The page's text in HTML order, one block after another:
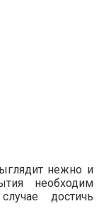
нежно и
необходим
достичь